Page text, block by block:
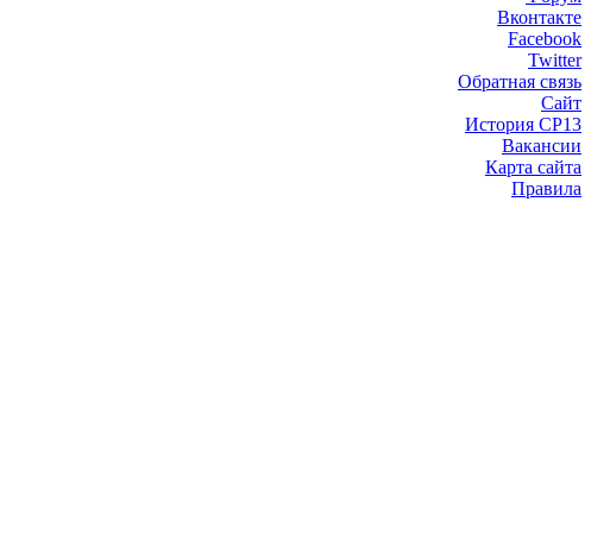
Вконтакте
Facebook
Twitter
Обратная связь
Сайт
История СР13
Вакансии
Карта сайта
Правила